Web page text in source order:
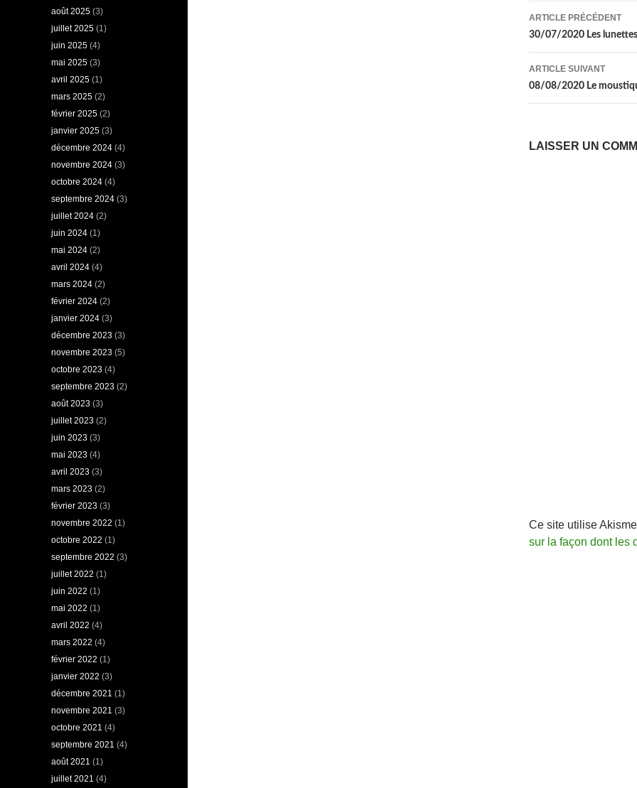
Navigation
des
articles
ARTICLE PRÉCÉDENT
30/07/2020 Les
ARTICLE SUIVANT
08/08/2020 Le
LAISSER UN
Ce site utilise
sur la façon dont les
août 2025 (3)
juillet 2025 (1)
juin 2025 (4)
mai 2025 (3)
avril 2025 (1)
mars 2025 (2)
février 2025 (2)
janvier 2025 (3)
décembre 2024 (4)
novembre 2024 (3)
octobre 2024 (4)
septembre 2024 (3)
juillet 2024 (2)
juin 2024 (1)
mai 2024 (2)
avril 2024 (4)
mars 2024 (2)
février 2024 (2)
janvier 2024 (3)
décembre 2023 (3)
novembre 2023 (5)
octobre 2023 (4)
septembre 2023 (2)
août 2023 (3)
juillet 2023 (2)
juin 2023 (3)
mai 2023 (4)
avril 2023 (3)
mars 2023 (2)
février 2023 (3)
novembre 2022 (1)
octobre 2022 (1)
septembre 2022 (3)
juillet 2022 (1)
juin 2022 (1)
mai 2022 (1)
avril 2022 (4)
mars 2022 (4)
février 2022 (1)
janvier 2022 (3)
décembre 2021 (1)
novembre 2021 (3)
octobre 2021 (4)
septembre 2021 (4)
août 2021 (1)
juillet 2021 (4)